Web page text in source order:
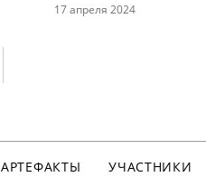
17 апреля 2024
АРТЕФАКТЫ
УЧАСТНИКИ